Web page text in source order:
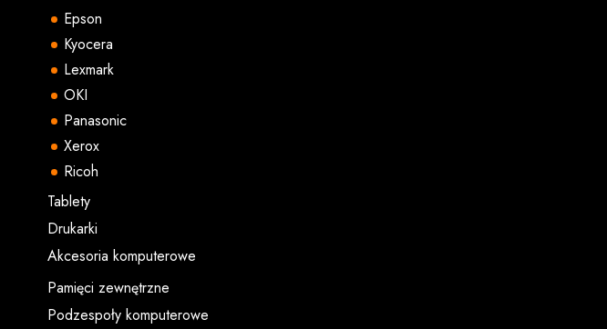
Epson
Kyocera
Lexmark
OKI
Panasonic
Xerox
Ricoh
Tablety
Drukarki
Akcesoria komputerowe
Pamięci zewnętrzne
Podzespoły komputerowe